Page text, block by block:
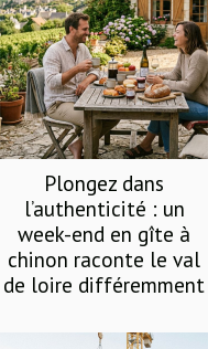
Plongez dans
l’authenticité : un
week-end en gîte à
chinon raconte le val
de loire différemment